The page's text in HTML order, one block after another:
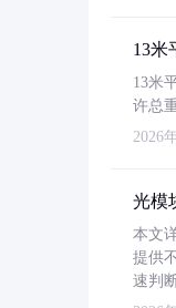
13米
13米
许总
2026
光模
本文
提供
速判